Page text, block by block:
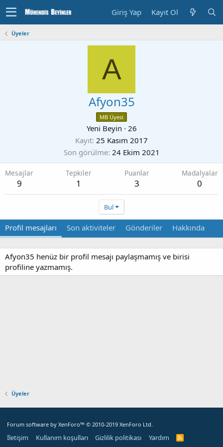
Giriş Yap Kayıt Ol
Üyeler
A
Afyon35
MB Üyesi
Yeni Beyin · 26
Kayıt 25 Kasım 2017
Son görülme 24 Ekim 2021
Mesajlar
9
Tepkiler
1
Puanlar
3
Madalyalar
0
Bul
Profil mesajları Son aktiviteler Gönderiler Hakkında
Afyon35 henüz bir profil mesajı paylaşmamış ve birisi
profiline yazmamış.
Üyeler
Forum software by XenForo™ © 2010-2019 XenForo Ltd.
İletişim Kullanım koşulları Gizlilik politikası Yardım
R